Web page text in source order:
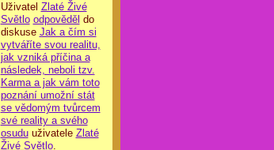
Uživatel Zlaté Živé
Světlo odpověděl do
diskuse Jak a čím si
vytváříte svou realitu,
jak vzniká příčina a
následek, neboli tzv.
Karma a jak vám toto
poznání umožní stát
se vědomým tvůrcem
své reality a svého
osuduuživatele Zlaté
Živé Světlo.